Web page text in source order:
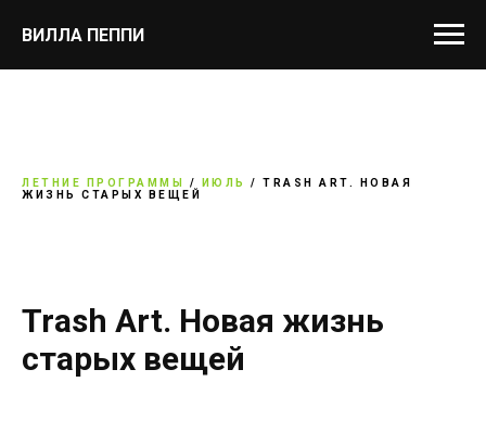
ВИЛЛА ПЕППИ
ЛЕТНИЕ ПРОГРАММЫ / ИЮЛЬ
/ TRASH ART. НОВАЯ
ЖИЗНЬ СТАРЫХ ВЕЩЕЙ
Trash Art. Новая жизнь
старых вещей